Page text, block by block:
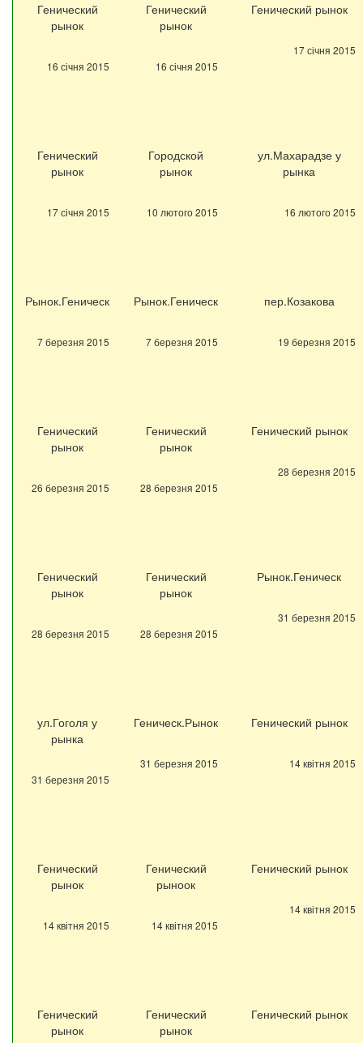
Генический
рынок
16 січня 2015
Генический
рынок
16 січня 2015
Генический рынок
17 січня 2015
Генический
рынок
17 січня 2015
Городской
рынок
10 лютого 2015
ул.Махарадзе у
рынка
16 лютого 2015
Рынок.Геническ
7 березня 2015
Рынок.Геническ
7 березня 2015
пер.Козакова
19 березня 2015
Генический
рынок
26 березня 2015
Генический
рынок
28 березня 2015
Генический рынок
28 березня 2015
Генический
рынок
28 березня 2015
Генический
рынок
28 березня 2015
Рынок.Геническ
31 березня 2015
ул.Гоголя у
рынка
31 березня 2015
Геническ.Рынок
31 березня 2015
Генический рынок
14 квітня 2015
Генический
рынок
14 квітня 2015
Генический
рыноок
14 квітня 2015
Генический рынок
14 квітня 2015
Генический
рынок
Генический
рынок
Генический рынок